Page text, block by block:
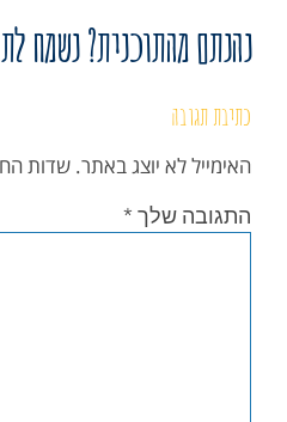
נהנתם מהתוכנית? נשמח
כתיבת תגובה
האימייל לא יוצג באתר. שדות
התגובה שלך *